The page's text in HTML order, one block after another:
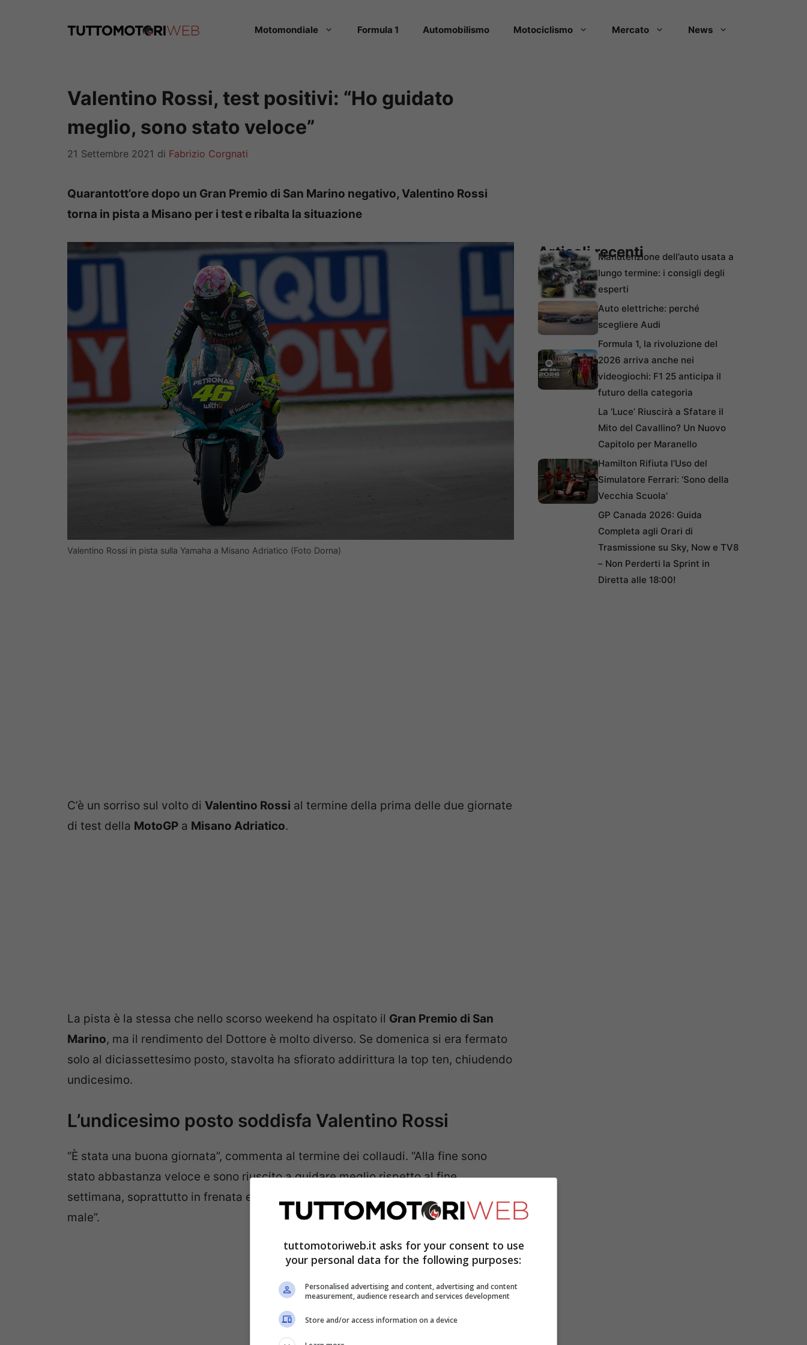
Motomondiale Formula 1 Automobilismo Motociclismo Mercato News
Valentino Rossi, test positivi: “Ho guidato
meglio, sono stato veloce”
21 Settembre 2021 di Fabrizio Corgnati
Quarantott’ore dopo un Gran Premio di San Marino negativo, Valentino Rossi
torna in pista a Misano per i test e ribalta la situazione
Valentino Rossi in pista sulla Yamaha a Misano Adriatico (Foto Dorna)
C’è un sorriso sul volto di Valentino Rossi al termine della prima delle due giornate
di test della MotoGP a Misano Adriatico.
La pista è la stessa che nello scorso weekend ha ospitato il Gran Premio di San
Marino, ma il rendimento del Dottore è molto diverso. Se domenica si era fermato
solo al diciassettesimo posto, stavolta ha sfiorato addirittura la top ten, chiudendo
undicesimo.
L’undicesimo posto soddisfa Valentino Rossi
“È stata una buona giornata”, commenta al termine dei collaudi. “Alla fine sono
stato abbastanza veloce e sono riuscito a guidare meglio rispetto al fine
settimana, soprattutto in frenata e in ingresso di curva. Il mio tempo non è stato
male”.
Articoli recentiManutenzione dell’auto usata a
lungo termine: i consigli degli
esperti
Auto elettriche: perché
scegliere Audi
Formula 1, la rivoluzione del
2026 arriva anche nei
videogiochi: F1 25 anticipa il
futuro della categoria
La ‘Luce’ Riuscirà a Sfatare il
Mito del Cavallino? Un Nuovo
Capitolo per Maranello
Hamilton Rifiuta l’Uso del
Simulatore Ferrari: ‘Sono della
Vecchia Scuola’
GP Canada 2026: Guida
Completa agli Orari di
Trasmissione su Sky, Now e TV8
– Non Perderti la Sprint in
Diretta alle 18:00!
tuttomotoriweb.it asks for your consent to use
your personal data for the following purposes:
Personalised advertising and content, advertising and content
measurement, audience research and services development
Store and/or access information on a device